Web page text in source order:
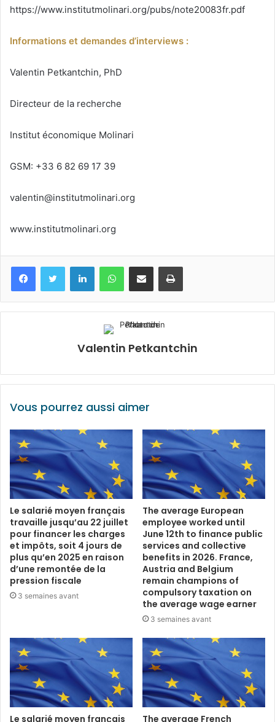
https://www.institutmolinari.org/pubs/note20083fr.pdf
Informations et demandes d’interviews :
Valentin Petkantchin, PhD
Directeur de la recherche
Institut économique Molinari
GSM: +33 6 82 69 17 39
valentin@institutmolinari.org
www.institutmolinari.org
FacebookTwitter LinkedinWhatsApp
Partagez par mail Imprimez
Valentin Petkantchin
Vous pourrez aussi aimer
Le salarié moyen français
travaille jusqu’au 22 juillet
pour financer les charges
et impôts, soit 4 jours de
plus qu’en 2025 en raison
d’une remontée de la
pression fiscale
3 semaines avant
The average European
employee worked until
June 12th to finance public
services and collective
benefits in 2026. France,
Austria and Belgium
remain champions of
compulsory taxation on
the average wage earner
3 semaines avant
Le salarié moyen français The average French